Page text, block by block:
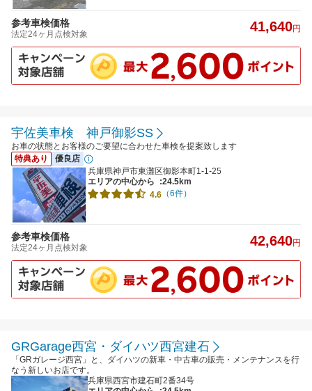
参考車検価格
法定24ヶ月点検対象 41,640円
宇佐美車検 神戸御影SS
お車の状態とお客様のご要望に合わせた車検を提案致します
特典あり
優良店
兵庫県神戸市東灘区御影本町1-1-25
エリアの中心から
:24.5km
4.6 （6件）
参考車検価格
法定24ヶ月点検対象 42,640円
GRGarage西宮・ダイハツ西宮建石
「GRガレージ西宮」と、ダイハツの新車・中古車の販売・メンテナンスを行
なう新しいお店です。
兵庫県西宮市建石町2番34号